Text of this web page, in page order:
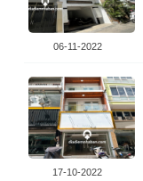
06-11-2022
17-10-2022